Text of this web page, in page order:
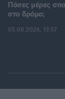
Πόσες μέρες
στο δρόμο;
05.08.2026, 13:57